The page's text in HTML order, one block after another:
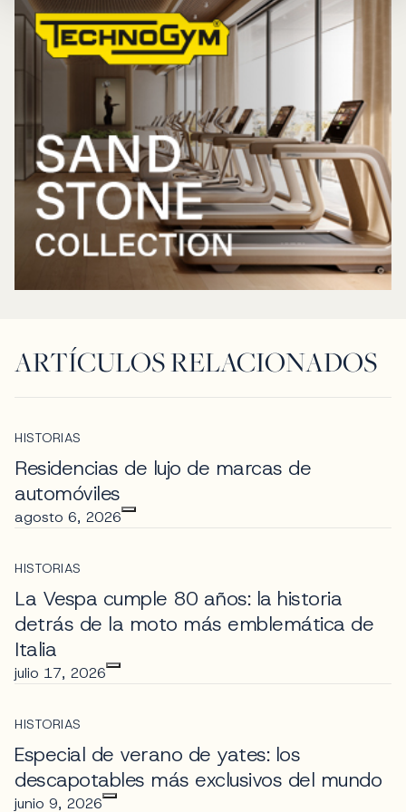
ARTÍCULOS RELACIONADOS
HISTORIAS
Residencias de lujo de marcas de
automóviles
agosto 6, 2026
HISTORIAS
La Vespa cumple 80 años: la historia
detrás de la moto más emblemática de
Italia
julio 17, 2026
HISTORIAS
Especial de verano de yates: los
descapotables más exclusivos del mundo
junio 9, 2026